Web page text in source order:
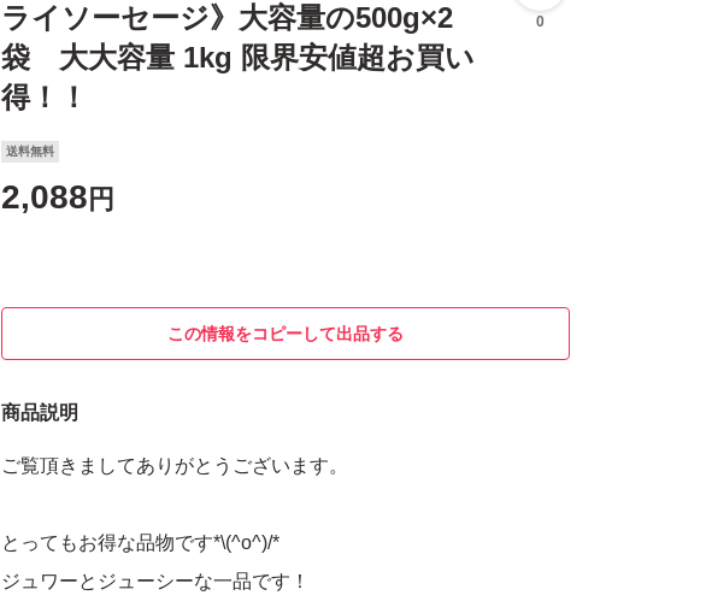
ライソーセージ》大容量の500g×2
袋 大大容量 1kg 限界安値超お買い
得！！
0
送料無料
2,088 円
この情報をコピーして出品する
商品説明
ご覧頂きましてありがとうございます。
とってもお得な品物です*\(^o^)/*
ジュワーとジューシーな一品です！